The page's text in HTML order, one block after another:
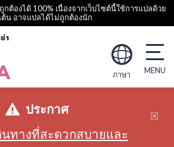
ต้องได้ 100% เนื่องจากเว็บไซต์นี้ใช้การแปลด้วย
ต้น อาจแปลได้ไม่ถูกต้องนัก
ภาษา
ประกาศ
นทางที่สะดวกสบายและ